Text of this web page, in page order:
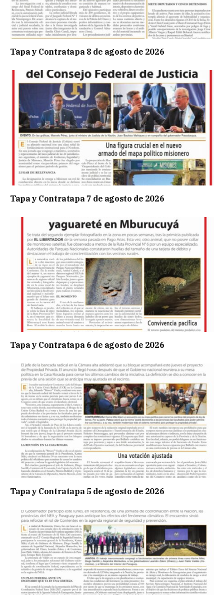
Tapa y Contratapa 8 de agosto de 2026
Tapa y Contratapa 7 de agosto de 2026
Tapa y Contratapa 6 de agosto de 2026
Tapa y Contratapa 5 de agosto de 2026